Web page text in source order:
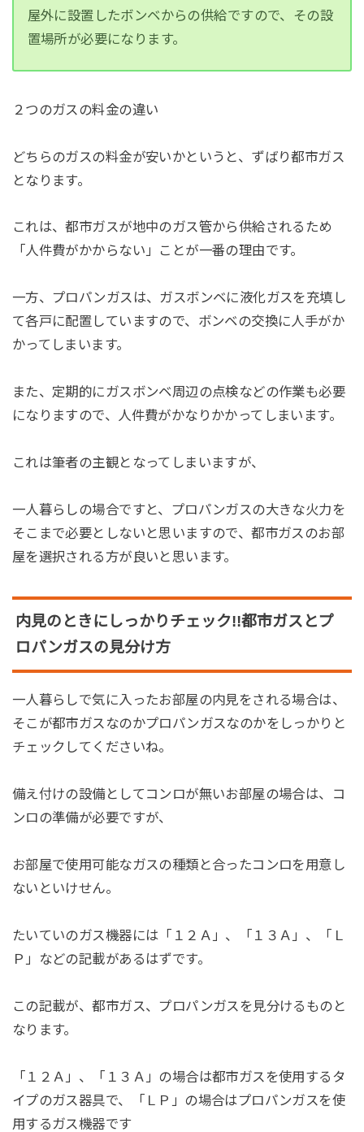
屋外に設置したボンベからの供給ですので、その設
置場所が必要になります。
２つのガスの料金の違い
どちらのガスの料金が安いかというと、ずばり都市ガス
となります。
これは、都市ガスが地中のガス管から供給されるため
「人件費がかからない」ことが一番の理由です。
一方、プロパンガスは、ガスボンベに液化ガスを充填し
て各戸に配置していますので、ボンベの交換に人手がか
かってしまいます。
また、定期的にガスボンベ周辺の点検などの作業も必要
になりますので、人件費がかなりかかってしまいます。
これは筆者の主観となってしまいますが、
一人暮らしの場合ですと、プロパンガスの大きな火力を
そこまで必要としないと思いますので、都市ガスのお部
屋を選択される方が良いと思います。
内見のときにしっかりチェック!!都市ガスとプ
ロパンガスの見分け方
一人暮らしで気に入ったお部屋の内見をされる場合は、
そこが都市ガスなのかプロパンガスなのかをしっかりと
チェックしてくださいね。
備え付けの設備としてコンロが無いお部屋の場合は、コ
ンロの準備が必要ですが、
お部屋で使用可能なガスの種類と合ったコンロを用意し
ないといけせん。
たいていのガス機器には「１２Ａ」、「１３Ａ」、「Ｌ
Ｐ」などの記載があるはずです。
この記載が、都市ガス、プロパンガスを見分けるものと
なります。
「１２Ａ」、「１３Ａ」の場合は都市ガスを使用するタ
イプのガス器具で、「ＬＰ」の場合はプロパンガスを使
用するガス機器です